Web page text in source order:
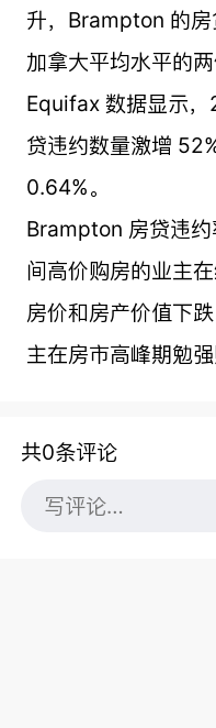
升，Brampton 的
加拿大平均水平的两
Equifax 数据显示
贷违约数量激增
0.64%。
Brampton 房贷违
间高价购房的业主
房价和房产价值下
主在房市高峰期勉
共0条评论